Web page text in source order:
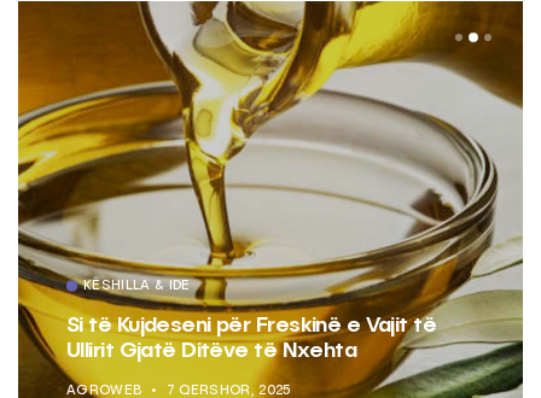
KËSHILLA & IDE
Si të Kujdeseni për Freskinë e Vajit të
Ullirit Gjatë Ditëve të Nxehta
AGROWEB 7 QERSHOR, 2025